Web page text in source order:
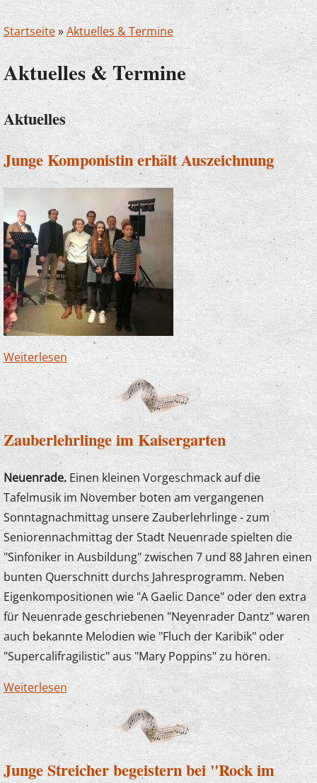
Startseite»Aktuelles & Termine
Aktuelles & Termine
Aktuelles
Junge Komponistin erhält Auszeichnung
Weiterlesen über Junge Komponistin erhält Auszeichnung
Zauberlehrlinge im Kaisergarten
Neuenrade.Einen kleinen Vorgeschmack auf die
Tafelmusik im November boten am vergangenen
Sonntagnachmittag unsere Zauberlehrlinge - zum
Seniorennachmittag der Stadt Neuenrade spielten die
"Sinfoniker in Ausbildung" zwischen 7 und 88 Jahren einen
bunten Querschnitt durchs Jahresprogramm. Neben
Eigenkompositionen wie "A Gaelic Dance" oder den extra
für Neuenrade geschriebenen "Neyenrader Dantz" waren
auch bekannte Melodien wie "Fluch der Karibik" oder
"Supercalifragilistic" aus "Mary Poppins" zu hören.
Weiterlesenüber Zauberlehrlinge im Kaisergarten
Junge Streicher begeistern bei "Rock im